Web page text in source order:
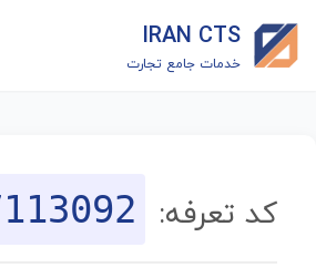
IRAN CTS
خدمات جامع تجارت
جستجوگر تعرفه گمرکی
کد تعرفه: